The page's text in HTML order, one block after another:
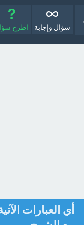
سؤال وإجابة اطرح
أي العبارات